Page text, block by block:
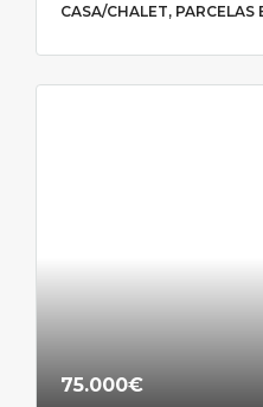
CASA/CHALET, PARCELAS
75.000€